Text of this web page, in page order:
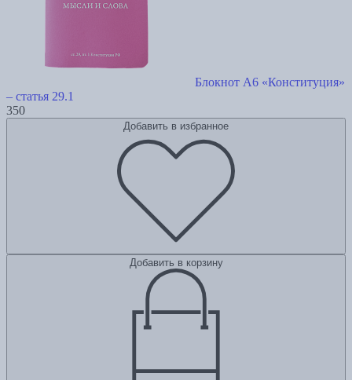
Блокнот А6 «Конституция»
– статья 29.1
350
Добавить в избранное
Добавить в корзину